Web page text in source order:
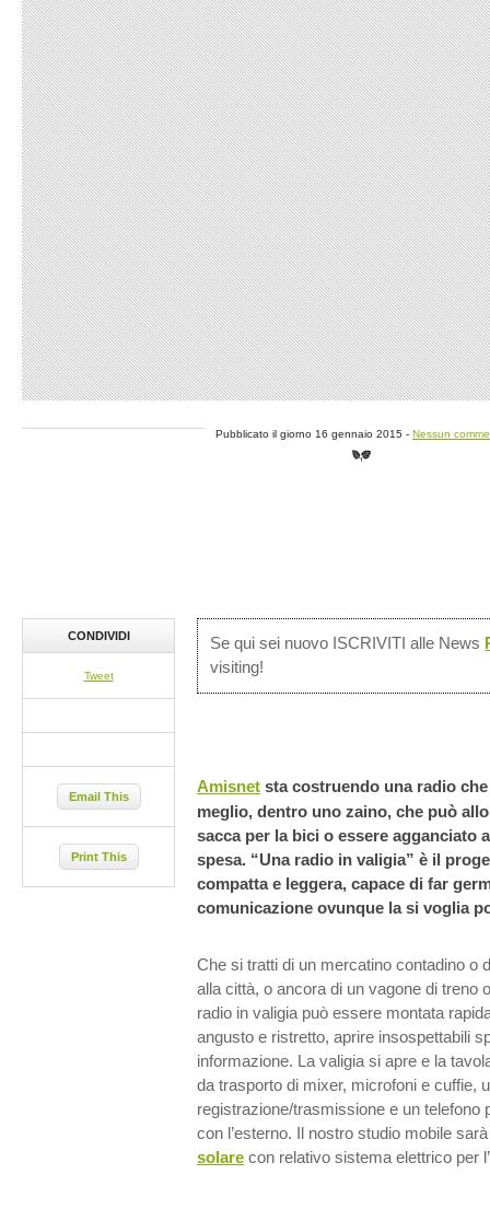
Pubblicato il giorno 16 gennaio 2015 - Nessun
Se qui sei nuovo ISCRIVITI alle News
visiting!
Amisnet sta costruendo una radio
meglio, dentro uno zaino, che può
sacca per la bici o essere agganciato
spesa. “Una radio in valigia” è il
compatta e leggera, capace di far
comunicazione ovunque la si voglia
Che si tratti di un mercatino contadino o
alla città, o ancora di un vagone di treno
radio in valigia può essere montata
angusto e ristretto, aprire insospettabili
informazione. La valigia si apre e la
da trasporto di mixer, microfoni e cuffie,
registrazione/trasmissione e un telefono
con l’esterno. Il nostro studio mobile
solare con relativo sistema elettrico per l’
CONDIVIDI
Tweet
Email This
Print This